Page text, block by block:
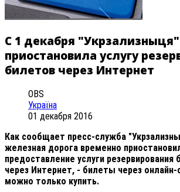
С 1 декабря "Укрзализныця"
приостановила услугу
билетов через Интернет
OBS
Україна
01 декабря 2016
Как сообщает пресс-служба
железная дорога временно
предоставление услуги резервирования
через Интернет, - билеты через онлайн-
можно только купить.